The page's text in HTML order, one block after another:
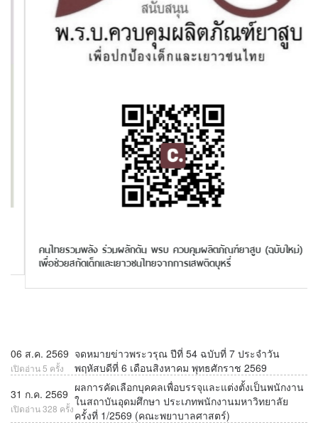
คนไทยรวมพลัง ร่วมผลักดัน พรบ ควบคุมผลิตภัณฑ์ยาสูบ (ฉบับใหม่)
เพื่อช่วยสกัดเด็กและเยาวชนไทยจากการเสพติดบุหรี่
06 ส.ค. 2569
เปิดอ่าน 5 ครั้ง
จดหมายข่าวพระวรุณ ปีที่ 54 ฉบับที่ 7 ประจำวัน
พฤหัสบดีที่ 6 เดือนสิงหาคม พุทธศักราช 2569
31 ก.ค. 2569
เปิดอ่าน 328 ครั้ง
ผลการคัดเลือกบุคคลเพื่อบรรจุและแต่งตั้งเป็นพนักงาน
ในสถาบันอุดมศึกษา ประเภทพนักงานมหาวิทยาลัย
ครั้งที่ 1/2569 (คณะพยาบาลศาสตร์)